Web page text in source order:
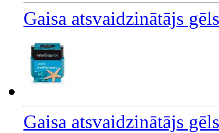
Gaisa atsvaidzinātājs
Gaisa atsvaidzinātājs